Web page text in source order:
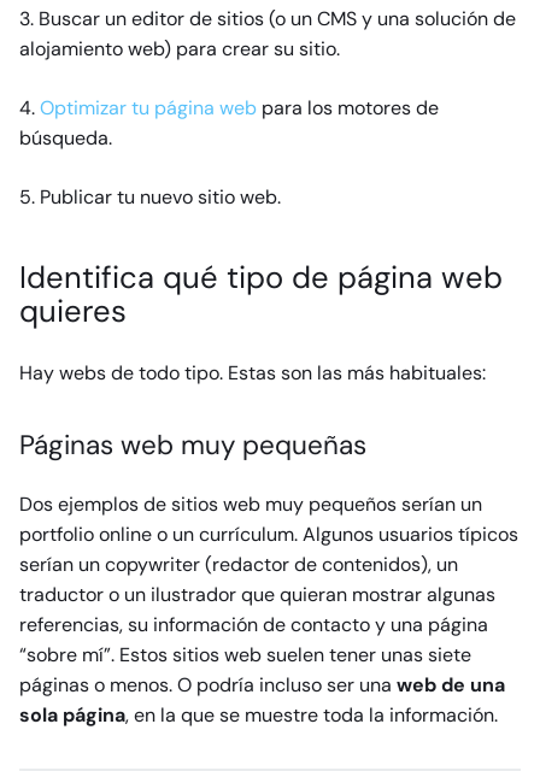
3. Buscar un editor de sitios (o un CMS y una solución de
alojamiento web) para crear su sitio.
4.Optimizar tu página web para los motores de
búsqueda.
5. Publicar tu nuevo sitio web.
Identifica qué tipo de página web
quieres
Hay webs de todo tipo. Estas son las más habituales:
Páginas web muy pequeñas
Dos ejemplos de sitios web muy pequeños serían un
portfolio online o un currículum. Algunos usuarios típicos
serían un copywriter (redactor de contenidos), un
traductor o un ilustrador que quieran mostrar algunas
referencias, su información de contacto y una página
“sobre mí”. Estos sitios web suelen tener unas siete
páginas o menos. O podría incluso ser una web de una
sola página, en la que se muestre toda la información.